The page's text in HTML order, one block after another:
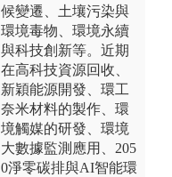
候變遷、土壤污染與
環境毒物、環境永續
與科技創新等。近期
在高科技資源回收、
新穎能源開發、環工
奈米材料的製作、環
境觸媒的研發、環境
大數據監測應用、205
0淨零碳排與AI智能環